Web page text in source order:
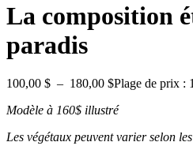
La composition
paradis
100,00 $ – 180,00 $Plage de prix :
Modèle à 160$ illustré
Les végétaux peuvent varier selon